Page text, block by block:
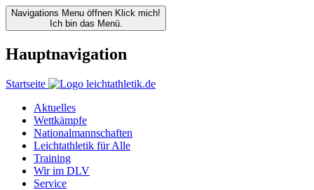
Navigations Menu öffnen Klick mich!
Ich bin das Menü.
Hauptnavigation
Startseite
Aktuelles
Wettkämpfe
Nationalmannschaften
Leichtathletik für Alle
Training
Wir im DLV
Service